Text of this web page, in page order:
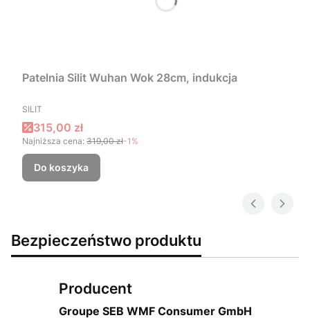
Patelnia Silit Wuhan Wok 28cm, indukcja
PRODUCENT
SILIT
Cena promocyjna
315,00 zł
Najniższa cena: 319,00 zł-1%
Do koszyka
Bezpieczeństwo produktu
Producent
Groupe SEB WMF Consumer GmbH